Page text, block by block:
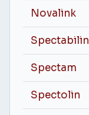
Novalink
Spectabilin
Spectam
Spectolin